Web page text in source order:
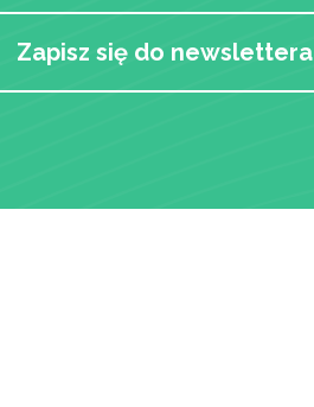
Zapisz się do newslettera